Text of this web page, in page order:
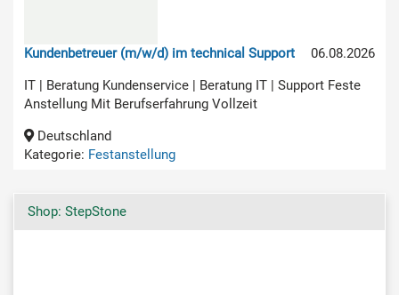
06.08.2026
Kundenbetreuer (m/w/d) im technical Support
IT | Beratung Kundenservice | Beratung IT | Support Feste
Anstellung Mit Berufserfahrung Vollzeit
Deutschland
Kategorie: Festanstellung
Shop: StepStone